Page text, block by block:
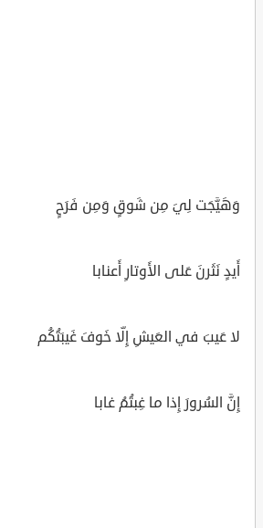
وَهَيَّجَت لِيَ مِن شَوقٍ وَمِن فَرَحٍ
أَيدٍ نَثَرنَ عَلى الأَوتارِ أَعنابا
لا عَيبَ في العَيشِ إِلّا خَوفَ غَيبَتُكُم
إِنَّ السُرورَ إِذا ما غِبتُمُ غابا